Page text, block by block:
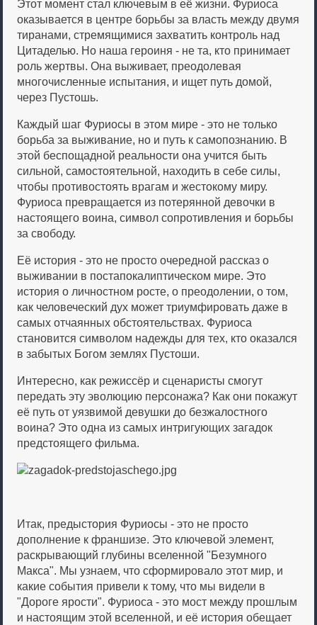
Этот момент стал ключевым в её жизни. Фуриоса
оказывается в центре борьбы за власть между двумя
тиранами, стремящимися захватить контроль над
Цитаделью. Но наша героиня - не та, кто принимает
роль жертвы. Она выживает, преодолевая
многочисленные испытания, и ищет путь домой,
через Пустошь.
Каждый шаг Фуриосы в этом мире - это не только
борьба за выживание, но и путь к самопознанию. В
этой беспощадной реальности она учится быть
сильной, самостоятельной, находить в себе силы,
чтобы противостоять врагам и жестокому миру.
Фуриоса превращается из потерянной девочки в
настоящего воина, символ сопротивления и борьбы
за свободу.
Её история - это не просто очередной рассказ о
выживании в постапокалиптическом мире. Это
история о личностном росте, о преодолении, о том,
как человеческий дух может триумфировать даже в
самых отчаянных обстоятельствах. Фуриоса
становится символом надежды для тех, кто оказался
в забытых Богом землях Пустоши.
Интересно, как режиссёр и сценаристы смогут
передать эту эволюцию персонажа? Как они покажут
её путь от уязвимой девушки до безжалостного
воина? Это одна из самых интригующих загадок
предстоящего фильма.
Итак, предыстория Фуриосы - это не просто
дополнение к франшизе. Это ключевой элемент,
раскрывающий глубины вселенной "Безумного
Макса". Мы узнаем, что сформировало этот мир, и
какие события привели к тому, что мы видели в
"Дороге ярости". Фуриоса - это мост между прошлым
и настоящим этой вселенной, и её история обещает